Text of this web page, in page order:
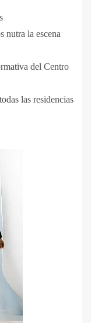
nutra la escena
del Centro
las residencias